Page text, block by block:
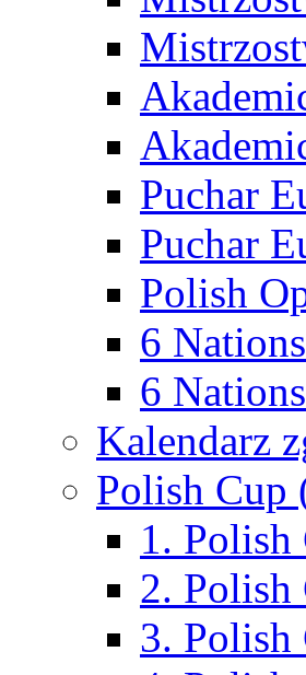
Puchar
Puchar
Polish
6
6
Kalendarz
Polish Cup
1.
2. Polish
3. Polish